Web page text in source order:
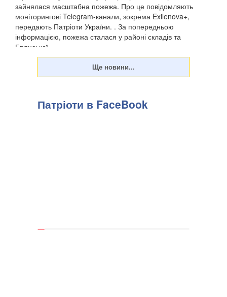
зайнялася масштабна пожежа. Про це повідомляють
моніторингові Telegram-канали, зокрема Exilenova+,
передають Патріоти України. . За попередньою
інформацією, пожежа сталася у районі складів та
Брянської ...
Патріоти в FaceBook